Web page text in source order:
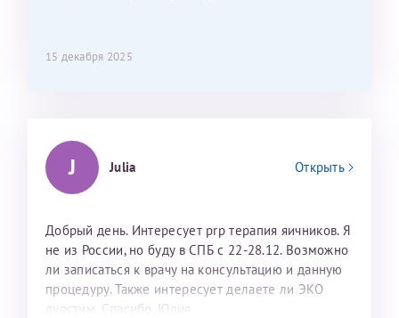
15 декабря 2025
J Julia Открыть
Добрый день. Интересует prp терапия яичников. Я
не из России, но буду в СПБ с 22-28.12. Возможно
ли записаться к врачу на консультацию и данную
процедуру. Также интересует делаете ли ЭКО
дуостим. Спасибо. Юлия